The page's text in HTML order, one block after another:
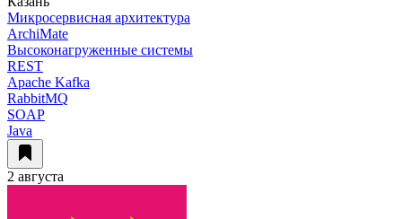
Микросервисная архитектура
ArchiMate
Высоконагруженные системы
REST
Apache Kafka
RabbitMQ
SOAP
Java
2 августа